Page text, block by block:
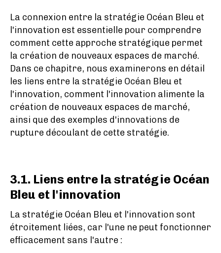
La connexion entre la stratégie Océan Bleu et
l'innovation est essentielle pour comprendre
comment cette approche stratégique permet
la création de nouveaux espaces de marché.
Dans ce chapitre, nous examinerons en détail
les liens entre la stratégie Océan Bleu et
l'innovation, comment l'innovation alimente la
création de nouveaux espaces de marché,
ainsi que des exemples d'innovations de
rupture découlant de cette stratégie.
3.1. Liens entre la stratégie Océan
Bleu et l'innovation
La stratégie Océan Bleu et l'innovation sont
étroitement liées, car l'une ne peut fonctionner
efficacement sans l'autre :